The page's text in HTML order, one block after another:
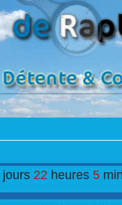
jours22 heures5